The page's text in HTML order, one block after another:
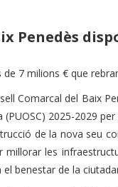
Penedès
7 milions € que
Comarcal del Baix
(PUOSC) 2025-2029
de la nova seu
les
benestar de la